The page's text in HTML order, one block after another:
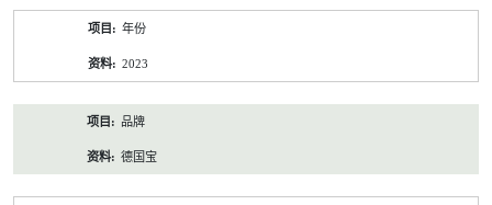
年份
2023
品牌
德国宝